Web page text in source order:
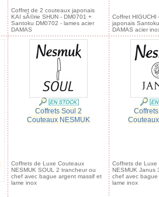
Coffret de 2 couteaux japonais
KAI sÃ©rie SHUN - DM0701 +
Santoku DM0702 - lames acier
DAMAS
Coffret
japonais
DAMAS acier
Coffrets Soul 2
Couteaux NESMUK
Coffrets de Luxe Couteaux
NESMUK SOUL 2 trancheur ou
chef avec bague argent massif et
lame inox
Coffrets de Luxe
NESMUK Janus
chef avec
lame inox